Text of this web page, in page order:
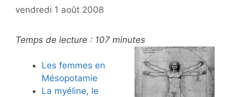
vendredi 1 août 2008
Temps de lecture : 107 minutes
Les femmes en
Mésopotamie
La myéline, le